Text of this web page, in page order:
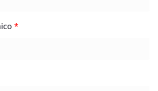
*